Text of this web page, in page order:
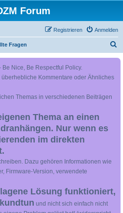
Forum
Anmelden
Registrieren
Fragen
Nice, Be Respectful Policy.
Kommentare oder Ähnliches
Themas in verschiedenen Beiträgen
Thema an einen
Nur wenn es
im direkten
Dazu gehören Informationen wie
Firmware-Version, verwendete
Lösung funktioniert,
und nicht sich einfach nicht